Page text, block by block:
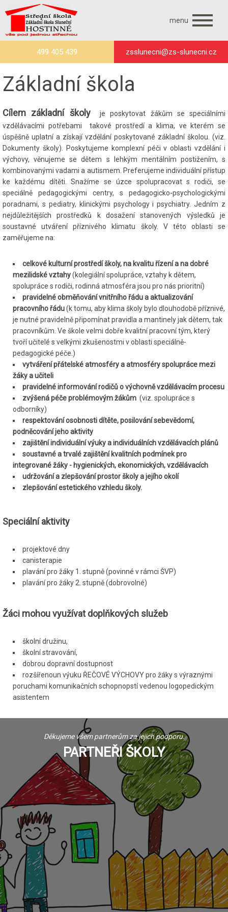
menu
499 405 439 zsslunecni@zs-slunecni.cz
Základní škola
Cílem základní školyje poskytovat žákům se speciálními
vzdělávacími potřebami takové prostředí a klima, ve kterém se
úspěšně uplatní a získají vzdělání poskytované základní školou. (viz.
Dokumenty školy). Poskytujeme komplexní péči v oblasti vzdělání i
výchovy, věnujeme se dětem s lehkým mentálním postižením, s
kombinovanými vadami a autismem. Preferujeme individuální přístup
ke každému dítěti. Snažíme se úzce spolupracovat s rodiči, se
speciálně pedagogickými centry, s pedagogicko-psychologickými
poradnami, s pediatry, klinickými psychology i psychiatry. Jedním z
nejdůležitějších prostředků k dosažení stanovených výsledků je
soustavné utváření příznivého klimatu školy. V této oblasti se
zaměřujeme na:
celkové kulturní prostředí školy, na kvalitu řízení a na dobré
mezilidské vztahy(kolegiální spolupráce, vztahy k dětem,
spolupráce s rodiči, rodinná atmosféra jsou pro nás prioritní)
pravidelné obměňování vnitřního řádu a aktualizování
pracovního řádu(k tomu, aby klima školy bylo dlouhodobě příznivé,
je nutné pravidelně připomínat pravidla a mantinely jak dětem, tak
pracovníkům. Ve škole velmi dobře kvalitní pracovní tým, který
tvoří učitelé s velkými zkušenostmi v oblasti speciálně-
pedagogické péče.)
vytváření přátelské atmosféry a atmosféry spolupráce mezi
žáky a učiteli
pravidelné informování rodičů o výchovně vzdělávacím procesu
zvýšená péče problémovým žákům (viz. spolupráce s
odborníky)
respektování osobnosti dítěte, posilování sebevědomí,
podněcování jeho aktivity
zajištění individuální výuky a individuálních vzdělávacích plánů
soustavné a trvalé zajištění kvalitních podmínek pro
integrované žáky - hygienických, ekonomických, vzdělávacích
udržování a zlepšování prostor školy a jejího okolí
zlepšování estetického vzhledu školy.
Speciální aktivity
projektové dny
canisterapie
plavání pro žáky 1. stupně (povinné v rámci ŠVP)
plavání pro žáky 2. stupně (dobrovolné)
Žáci mohou využívat doplňkových služeb
školní družinu,
školní stravování,
dobrou dopravní dostupnost
rozšířenoun výuku ŘEČOVÉ VÝCHOVY pro žáky s výraznými
poruchami komunikačních schopnopstí vedenou logopedickým
asistentem
Děkujeme všem partnerům za jejich podporu.
PARTNEŘI ŠKOLY